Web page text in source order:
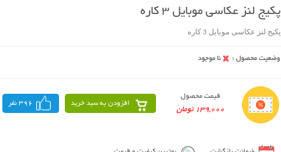
پکیج لنز عکاسی موبایل 3 کاره
پکیج لنز عکاسی موبایل 3 کاره
قیمت محصول
139,000 تومان
افزودن به سبد خرید 396 نفر